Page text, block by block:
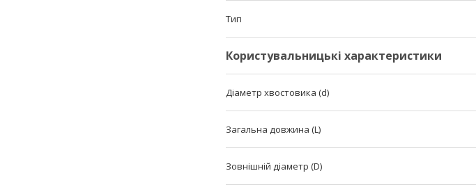
Тип
Користувальницькі характеристики
Діаметр хвостовика (d)
Загальна довжина (L)
Зовнішній діаметр (D)